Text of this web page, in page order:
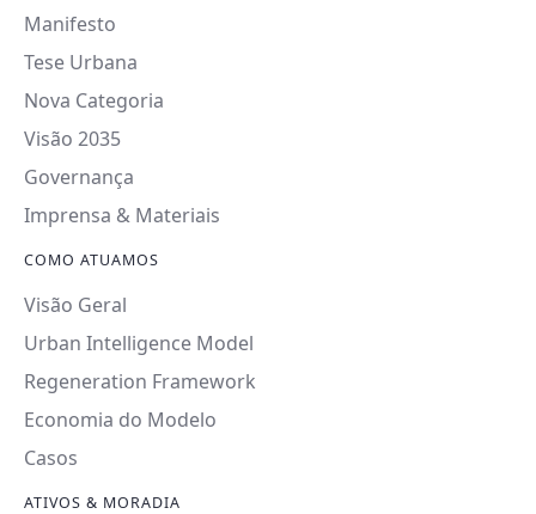
Manifesto
Tese Urbana
Nova Categoria
Visão 2035
Governança
Imprensa & Materiais
COMO ATUAMOS
Visão Geral
Urban Intelligence Model
Regeneration Framework
Economia do Modelo
Casos
ATIVOS & MORADIA